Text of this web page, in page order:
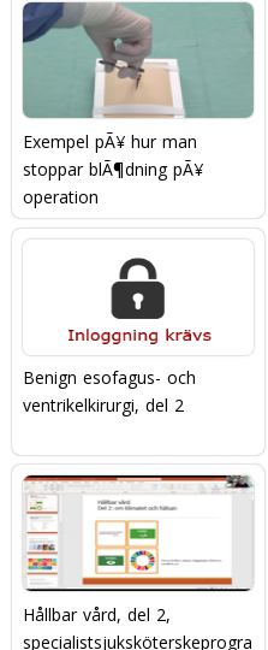
Exempel pÃ¥ hur man
stoppar blÃ¶dning pÃ¥
operation
Benign esofagus- och
ventrikelkirurgi, del 2
Hållbar vård, del 2,
specialistsjuksköterskeprogra